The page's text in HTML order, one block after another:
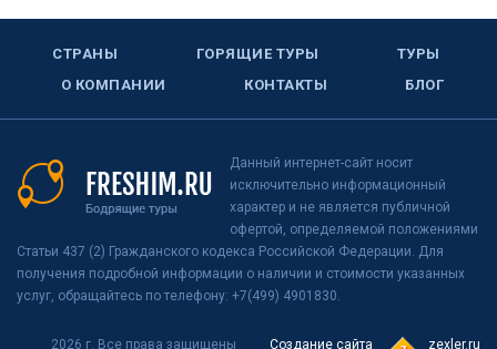
СТРАНЫ ГОРЯЩИЕ ТУРЫ
ТУРЫ
О КОМПАНИИ
КОНТАКТЫ БЛОГ
Данный интернет-сайт носит
исключительно информационный
характер и не является публичной
офертой, определяемой положениями
Статьи 437 (2) Гражданского кодекса Российской Федерации. Для
получения подробной информации о наличии и стоимости указанных
услуг, обращайтесь по телефону: +7(499) 4901830.
Создание сайта zexler.ru
2026 г. Все права защищены